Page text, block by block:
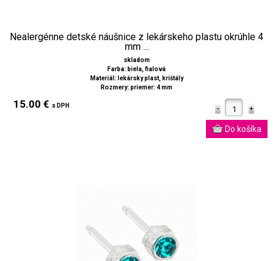
Nealergénne detské náušnice z lekárskeho plastu okrúhle 4
mm ...
skladom
Farba: biela, fialová
Materiál: lekársky plast, krištály
Rozmery: priemer: 4 mm
15.00 € s DPH